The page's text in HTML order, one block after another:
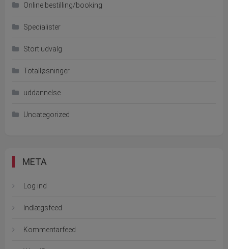
Online bestilling/booking
Specialister
Stort udvalg
Totalløsninger
uddannelse
Uncategorized
META
Log ind
Indlægsfeed
Kommentarfeed